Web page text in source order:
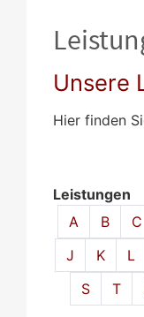
Unsere
Hier finden
Leistungen
A B C
J
K L
S
T